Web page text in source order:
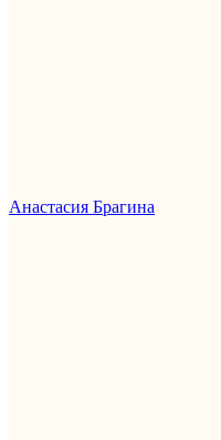
Анастасия Брагина